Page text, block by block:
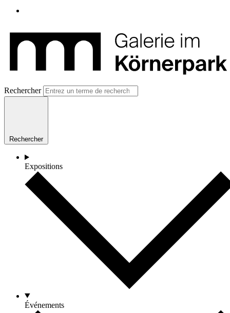
Rechercher
Rechercher
Expositions
Événements